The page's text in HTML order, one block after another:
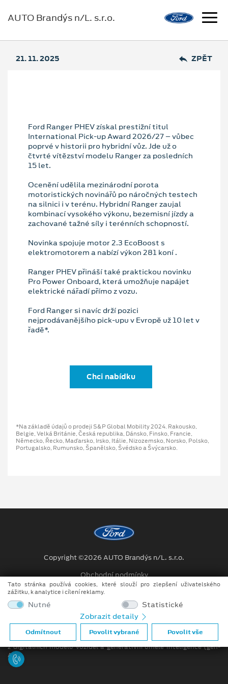
AUTO Brandýs n/L. s.r.o.
21. 11. 2025 ZPĚT
Ford Ranger PHEV získal prestižní titul
International Pick-up Award 2026/27 – vůbec
poprvé v historii pro hybridní vůz. Jde už o
čtvrté vítězství modelu Ranger za posledních
15 let.
Ocenění udělila mezinárodní porota
motoristických novinářů po náročných testech
na silnici i v terénu. Hybridní Ranger zaujal
kombinací vysokého výkonu, bezemisní jízdy a
zachované tažné síly i terénních schopností.
Novinka spojuje motor 2.3 EcoBoost s
elektromotorem a nabízí výkon 281 koní .
Ranger PHEV přináší také praktickou novinku
Pro Power Onboard, která umožňuje napájet
elektrické nářadí přímo z vozu.
Ford Ranger si navíc drží pozici
nejprodávanějšího pick-upu v Evropě už 10 let v
řadě*.
Chci nabídku
*Na základě údajů o prodeji S&P Global Mobility 2024. Rakousko,
Belgie, Velká Británie, Česká republika, Dánsko, Finsko, Francie,
Německo, Řecko, Maďarsko, Irsko, Itálie, Nizozemsko, Norsko, Polsko,
Portugalsko, Rumunsko, Španělsko, Švédsko a Švýcarsko.
Copyright ©2026 AUTO Brandýs n/L. s.r.o.
Obchodní podmínky
Ochrana osobních údajů
Prohlášení o zpracování údajů konečných zákazníků
Při tvorbě videí a obrázků na tomto webu je využíváno kombinace
tradičních fotografií či videí, počítačem generovaných snímků (CGI)
z digitálních modelů vozidel a generativní umělé inteligence (gen-
AI).
Tato stránka používá cookies, které slouží pro zlepšení uživatelského
zážitku, k analytice i cílení reklamy.
Nutné
Statistické
Zobrazit detaily
Odmítnout Povolit vybrané Povolit vše